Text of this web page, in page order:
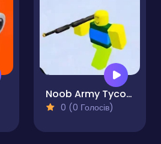
Noob Army Tycoon
0 (0 Голосів)